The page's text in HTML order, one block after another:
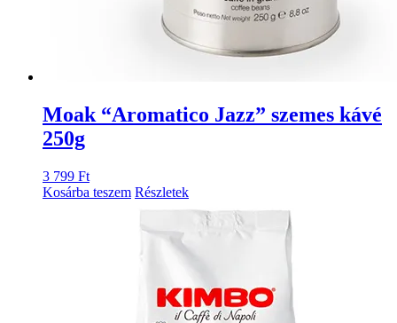
Moak “Aromatico Jazz” szemes kávé
250g
3 799 Ft
Kosárba teszem Részletek